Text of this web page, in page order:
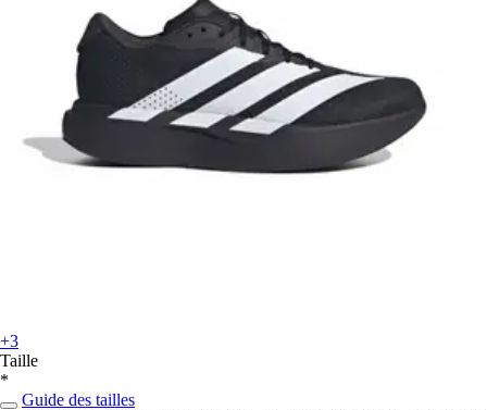
+3
Taille
*
Guide des tailles